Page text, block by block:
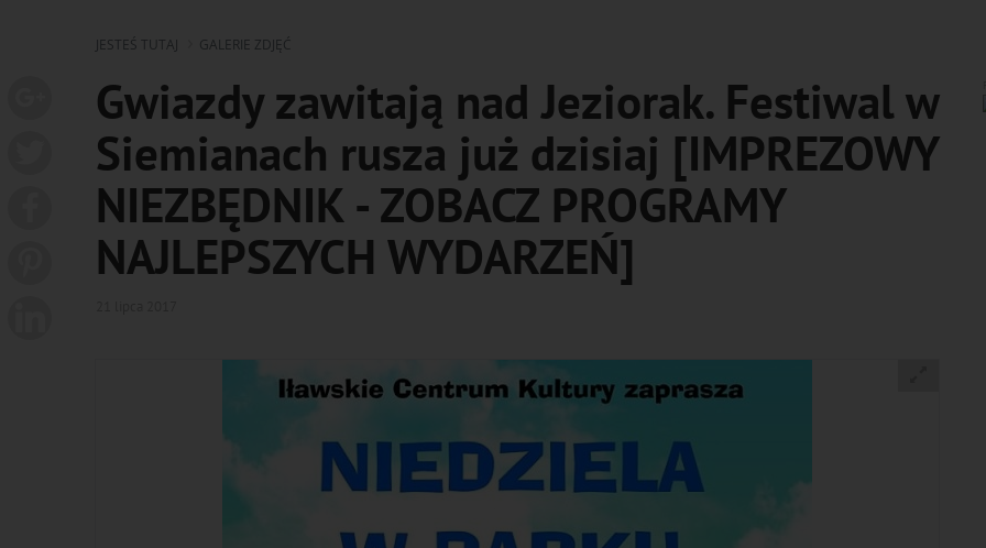
JESTEŚ TUTAJ GALERIE ZDJĘĆ
Gwiazdy zawitają nad Jeziorak. Festiwal w
Siemianach rusza już dzisiaj [IMPREZOWY
NIEZBĘDNIK - ZOBACZ PROGRAMY
NAJLEPSZYCH WYDARZEŃ]